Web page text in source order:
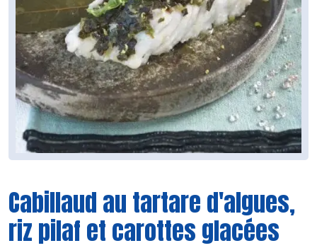
Cabillaud au tartare d'algues,
riz pilaf et carottes glacées